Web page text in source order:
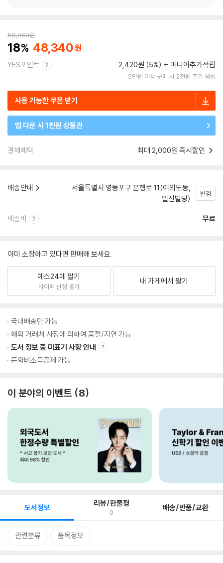
58,960원
18 48,340
YES포인트 2,420원 (5%) 마니아추가적립
5만원 이상 구매 시 2천원 추가 적립
사용 가능한 쿠폰 받기
앱 다운 시 1천원 상품권
결제혜택 최대 2,000원 즉시할인
배송안내
서울특별시 영등포구 은행로 11(여의도동,
일신빌딩)
변경
배송비 무료
이미 소장하고 있다면 판매해 보세요.
예스24에 팔기
바이백 신청 불가
내 가게에서 팔기
국내배송만 가능
해외 거래처 사정에 의하여 품절/지연 가능
도서 정보 중 미표기 사항 안내
문화비소득공제 가능
이 분야의 이벤트 8
도서정보 리뷰/한줄평
0 배송/반품/교환
관련분류 품목정보